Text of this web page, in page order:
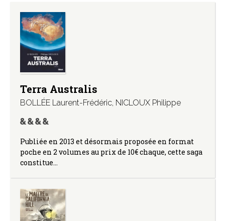
Terra Australis
BOLLÉE Laurent-Frédéric, NICLOUX Philippe
Publiée en 2013 et désormais proposée en format
poche en 2 volumes au prix de 10€ chaque, cette saga
constitue…